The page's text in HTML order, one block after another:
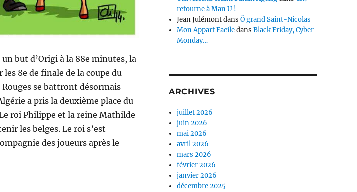
but d’Origi à la 88e minutes, la
8e de finale de la coupe du
se battront désormais
a pris la deuxième place du
roi Philippe et la reine Mathilde
les belges. Le roi s’est
des joueurs après le
retourne à Man U !
Jean JulémontdansÔ grand Saint-Nicolas
Mon Appart FaciledansBlack Friday, Cyber
Monday…
ARCHIVES
juillet 2026
juin 2026
mai 2026
avril 2026
mars 2026
février 2026
janvier 2026
décembre 2025